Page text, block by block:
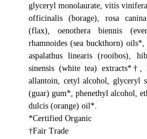
glyceryl monolaurate, vitis
officinalis (borage), rosa
(flax), oenothera biennis
rhamnoides (sea buckthorn)
aspalathus linearis (rooibos),
sinensis (white tea) extracts*†,
allantoin, cetyl alcohol, glyceryl
(guar) gum*, phenethyl alcohol,
dulcis (orange) oil*.
*Certified Organic
†Fair Trade